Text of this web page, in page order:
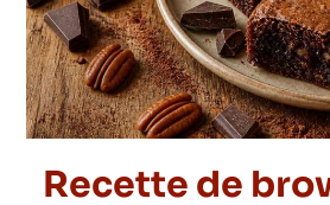
Recette de